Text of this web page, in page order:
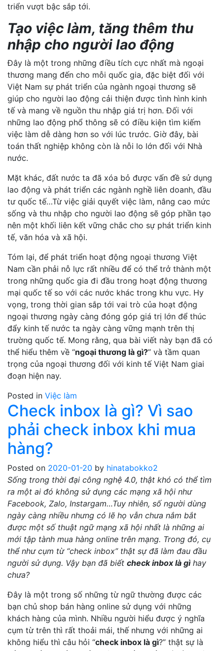
triển vượt bậc sắp tới.
Tạo việc làm, tăng thêm thu
nhập cho người lao động
Đây là một trong những điều tích cực nhất mà ngoại
thương mang đến cho mỗi quốc gia, đặc biệt đối với
Việt Nam sự phát triển của ngành ngoại thương sẽ
giúp cho người lao động cải thiện được tình hình kinh
tế và mang về nguồn thu nhập giá trị hơn. Đối với
những lao động phổ thông sẽ có điều kiện tìm kiếm
việc làm dễ dàng hơn so với lúc trước. Giờ đây, bài
toán thất nghiệp không còn là nỗi lo lớn đối với Nhà
nước.
Mặt khác, đất nước ta đã xóa bỏ được vấn đề sử dụng
lao động và phát triển các ngành nghề liên doanh, đầu
tư quốc tế…Từ việc giải quyết việc làm, nâng cao mức
sống và thu nhập cho người lao động sẽ góp phần tạo
nên một khối liên kết vững chắc cho sự phát triển kinh
tế, văn hóa và xã hội.
Tóm lại, để phát triển hoạt động ngoại thương Việt
Nam cần phải nỗ lực rất nhiều để có thể trở thành một
trong những quốc gia đi đầu trong hoạt động thương
mại quốc tế so với các nước khác trong khu vực. Hy
vọng, trong thời gian sắp tới vai trò của hoạt động
ngoại thương ngày càng đóng góp giá trị lớn để thúc
đẩy kinh tế nước ta ngày càng vững mạnh trên thị
trường quốc tế. Mong rằng, qua bài viết này bạn đã có
thể hiểu thêm về “ngoại thương là gì?” và tầm quan
trọng của ngoại thương đối với kinh tế Việt Nam giai
đoạn hiện nay.
Posted in Việc làm
Check inbox là gì? Vì sao
phải check inbox khi mua
hàng?
Posted on 2020-01-20 by hinatabokko2
Sống trong thời đại công nghệ 4.0, thật khó có thể tìm
ra một ai đó không sử dụng các mạng xã hội như
Facebook, Zalo, Instargam…Tuy nhiên, số người dùng
ngày càng nhiều nhưng có lẽ họ vẫn chưa nắm bắt
được một số thuật ngữ mạng xã hội nhất là những ai
mới tập tành mua hàng online trên mạng. Trong đó, cụ
thể như cụm từ “check inbox” thật sự đã làm đau đầu
người sử dụng. Vậy bạn đã biết check inbox là gì hay
chưa?
Đây là một trong số những từ ngữ thường được các
bạn chủ shop bán hàng online sử dụng với những
khách hàng của mình. Nhiều người hiểu được ý nghĩa
cụm từ trên thì rất thoải mái, thế nhưng với những ai
không hiểu thì câu hỏi “check inbox là gì?” thật sự là